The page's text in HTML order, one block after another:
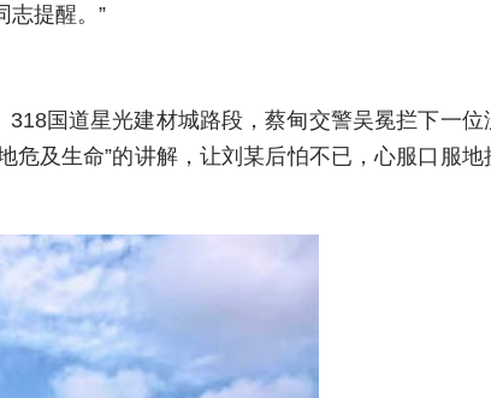
志提醒。”
国道星光建材城路段，蔡甸交警吴冕拦下一位
危及生命”的讲解，让刘某后怕不已，心服口服地